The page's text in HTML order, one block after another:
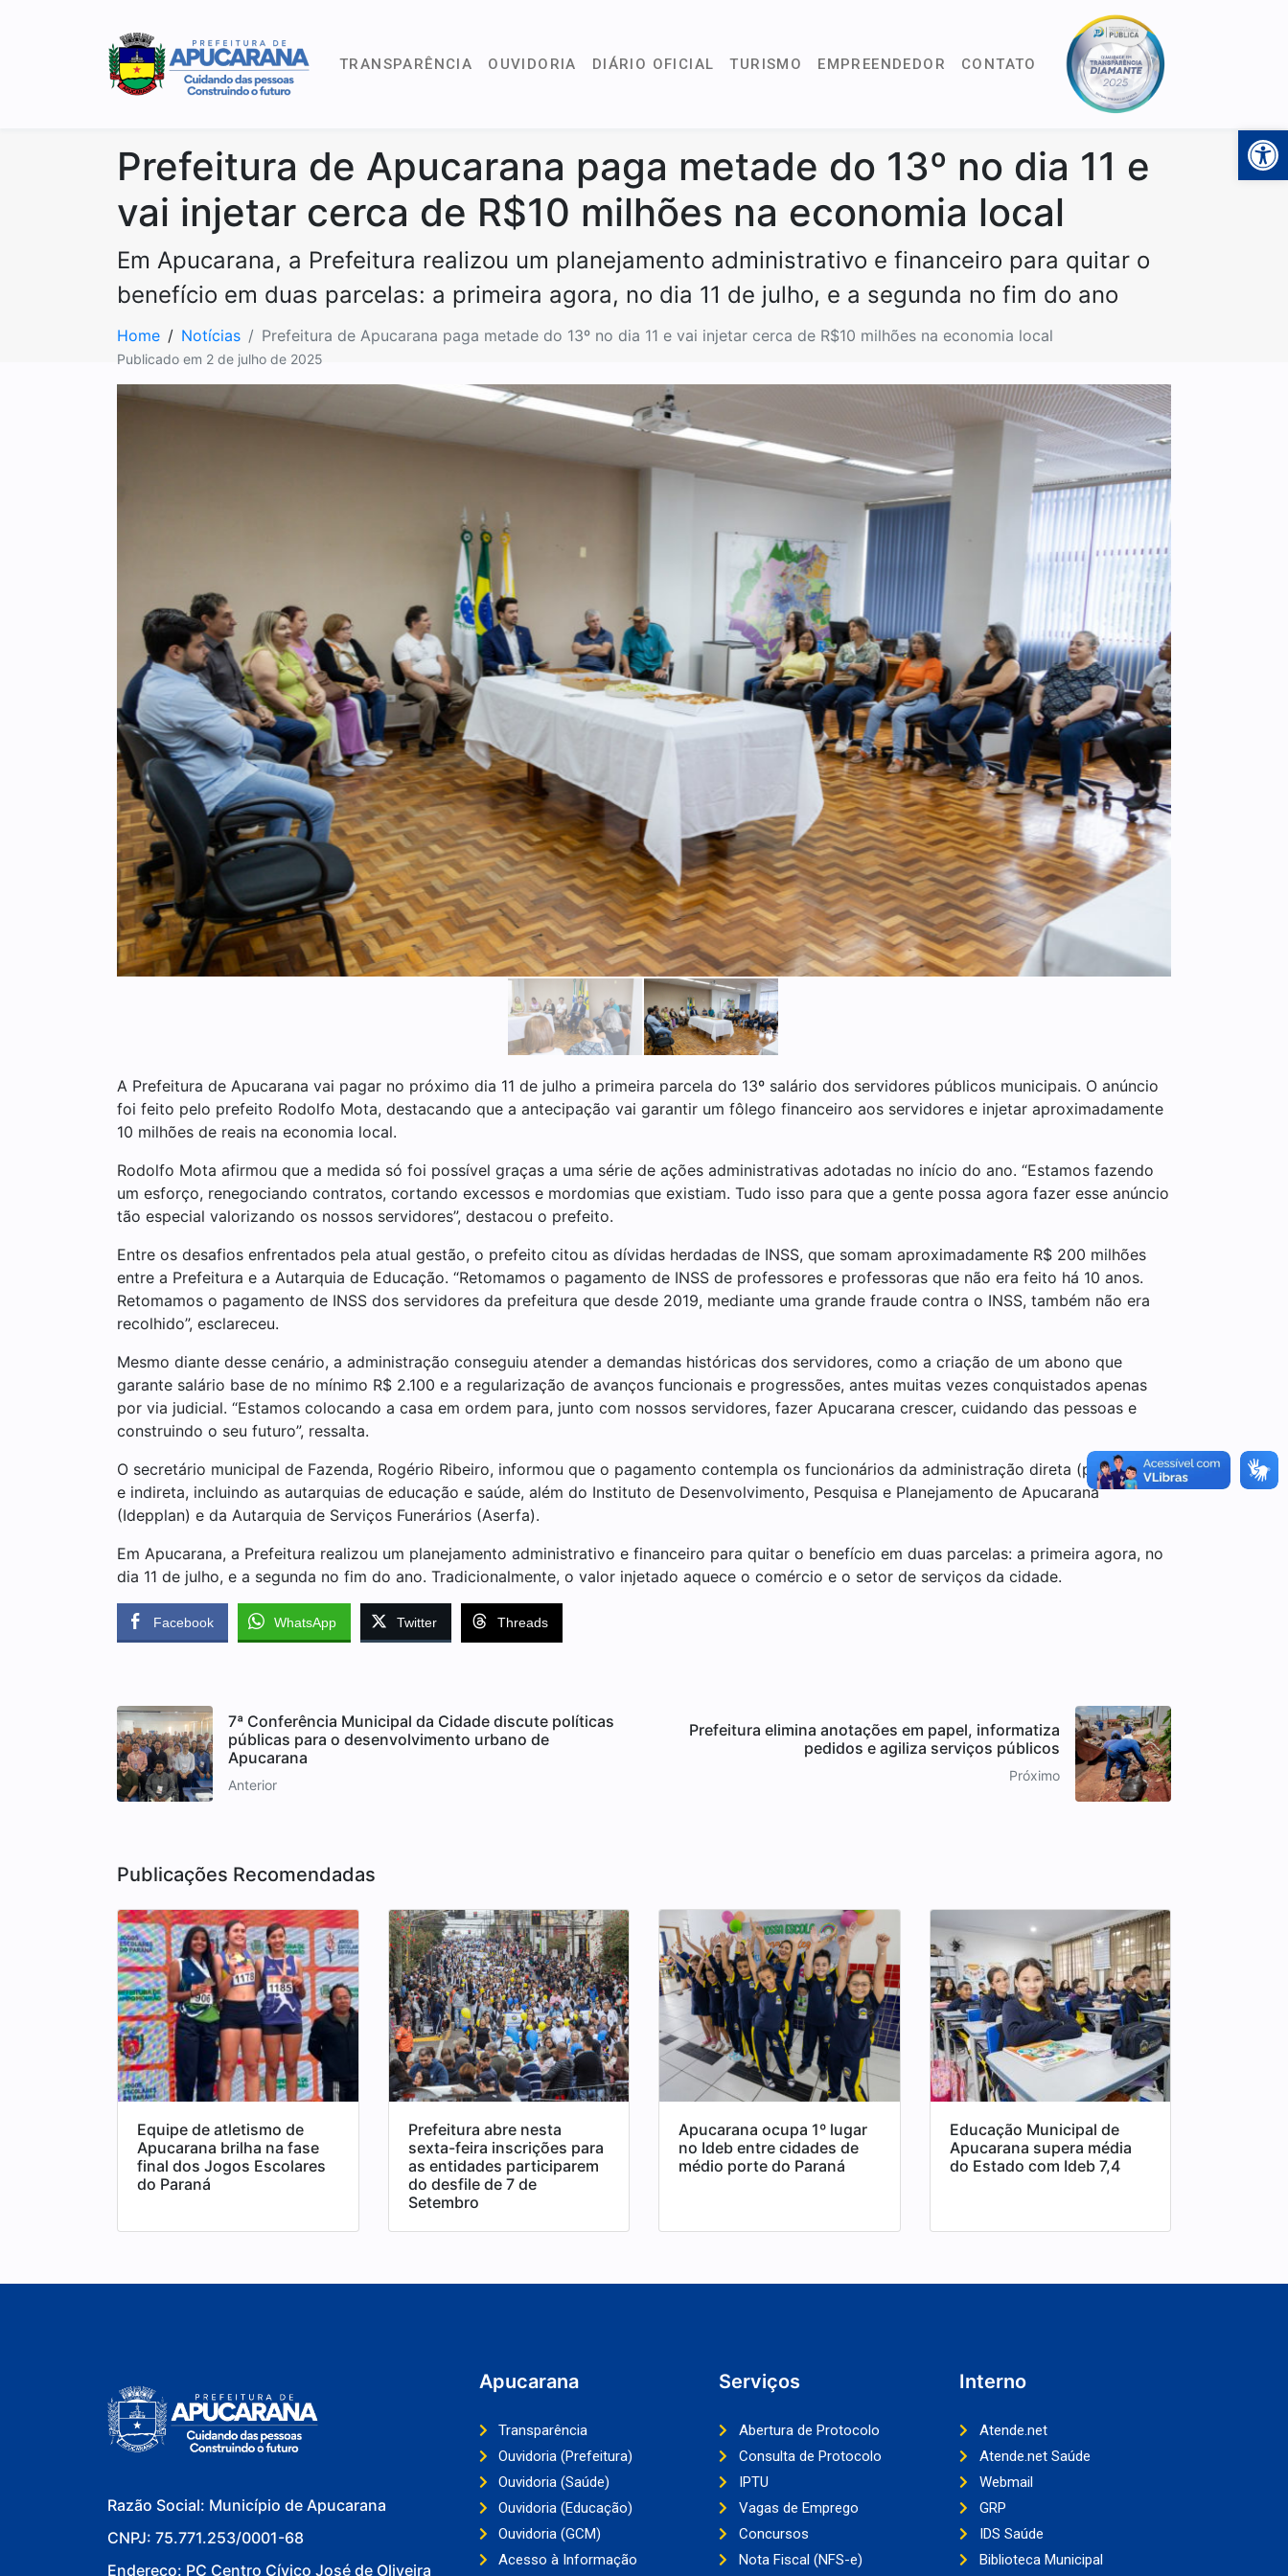
TRANSPARÊNCIA OUVIDORIA DIÁRIO OFICIAL TURISMO EMPREENDEDOR CONTATO
Prefeitura de Apucarana paga metade do 13º no dia 11 e
vai injetar cerca de R$10 milhões na economia local
Em Apucarana, a Prefeitura realizou um planejamento administrativo e financeiro para quitar o
benefício em duas parcelas: a primeira agora, no dia 11 de julho, e a segunda no fim do ano
Home Notícias Prefeitura de Apucarana paga metade do 13º no dia 11 e vai injetar cerca de R$10 milhões na economia local
Publicado em 2 de julho de 2025
A Prefeitura de Apucarana vai pagar no próximo dia 11 de julho a primeira parcela do 13º salário dos servidores públicos municipais. O anúncio
foi feito pelo prefeito Rodolfo Mota, destacando que a antecipação vai garantir um fôlego financeiro aos servidores e injetar aproximadamente
10 milhões de reais na economia local.
Rodolfo Mota afirmou que a medida só foi possível graças a uma série de ações administrativas adotadas no início do ano. “Estamos fazendo
um esforço, renegociando contratos, cortando excessos e mordomias que existiam. Tudo isso para que a gente possa agora fazer esse anúncio
tão especial valorizando os nossos servidores”, destacou o prefeito.
Entre os desafios enfrentados pela atual gestão, o prefeito citou as dívidas herdadas de INSS, que somam aproximadamente R$ 200 milhões
entre a Prefeitura e a Autarquia de Educação. “Retomamos o pagamento de INSS de professores e professoras que não era feito há 10 anos.
Retomamos o pagamento de INSS dos servidores da prefeitura que desde 2019, mediante uma grande fraude contra o INSS, também não era
recolhido”, esclareceu.
Mesmo diante desse cenário, a administração conseguiu atender a demandas históricas dos servidores, como a criação de um abono que
garante salário base de no mínimo R$ 2.100 e a regularização de avanços funcionais e progressões, antes muitas vezes conquistados apenas
por via judicial. “Estamos colocando a casa em ordem para, junto com nossos servidores, fazer Apucarana crescer, cuidando das pessoas e
construindo o seu futuro”, ressalta.
O secretário municipal de Fazenda, Rogério Ribeiro, informou que o pagamento contempla os funcionários da administração direta (prefeitura)
e indireta, incluindo as autarquias de educação e saúde, além do Instituto de Desenvolvimento, Pesquisa e Planejamento de Apucarana
(Idepplan) e da Autarquia de Serviços Funerários (Aserfa).
Em Apucarana, a Prefeitura realizou um planejamento administrativo e financeiro para quitar o benefício em duas parcelas: a primeira agora, no
dia 11 de julho, e a segunda no fim do ano. Tradicionalmente, o valor injetado aquece o comércio e o setor de serviços da cidade.
Facebook WhatsApp Twitter Threads
7ª Conferência Municipal da Cidade discute políticas
públicas para o desenvolvimento urbano de
Apucarana
Anterior
Prefeitura elimina anotações em papel, informatiza
pedidos e agiliza serviços públicos
Próximo
Publicações Recomendadas
Equipe de atletismo de
Apucarana brilha na fase
final dos Jogos Escolares
do Paraná
Prefeitura abre nesta
sexta-feira inscrições para
as entidades participarem
do desfile de 7 de
Setembro
Apucarana ocupa 1º lugar
no Ideb entre cidades de
médio porte do Paraná
Educação Municipal de
Apucarana supera média
do Estado com Ideb 7,4
Razão Social: Município de Apucarana
CNPJ: 75.771.253/0001-68
Endereço: PC Centro Cívico José de Oliveira
Apucarana
Transparência
Ouvidoria (Prefeitura)
Ouvidoria (Saúde)
Ouvidoria (Educação)
Ouvidoria (GCM)
Acesso à Informação
Serviços
Abertura de Protocolo
Consulta de Protocolo
IPTU
Vagas de Emprego
Concursos
Nota Fiscal (NFS-e)
Interno
Atende.net
Atende.net Saúde
Webmail
GRP
IDS Saúde
Biblioteca Municipal